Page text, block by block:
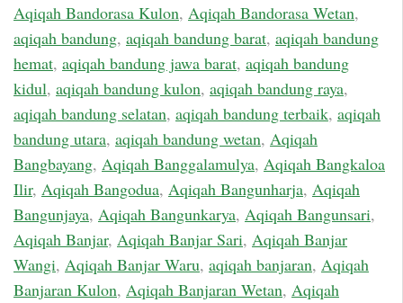
Aqiqah Bandorasa Kulon, Aqiqah Bandorasa Wetan,
aqiqah bandung, aqiqah bandung barat, aqiqah bandung
hemat, aqiqah bandung jawa barat, aqiqah bandung
kidul, aqiqah bandung kulon, aqiqah bandung raya,
aqiqah bandung selatan, aqiqah bandung terbaik, aqiqah
bandung utara, aqiqah bandung wetan, Aqiqah
Bangbayang, Aqiqah Banggalamulya, Aqiqah Bangkaloa
Ilir, Aqiqah Bangodua, Aqiqah Bangunharja, Aqiqah
Bangunjaya, Aqiqah Bangunkarya, Aqiqah Bangunsari,
Aqiqah Banjar, Aqiqah Banjar Sari, Aqiqah Banjar
Wangi, Aqiqah Banjar Waru, aqiqah banjaran, Aqiqah
Banjaran Kulon, Aqiqah Banjaran Wetan, Aqiqah